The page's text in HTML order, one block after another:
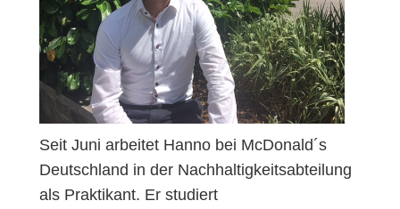
Seit Juni arbeitet Hanno bei McDonald´s
Deutschland in der Nachhaltigkeitsabteilung
als Praktikant. Er studiert